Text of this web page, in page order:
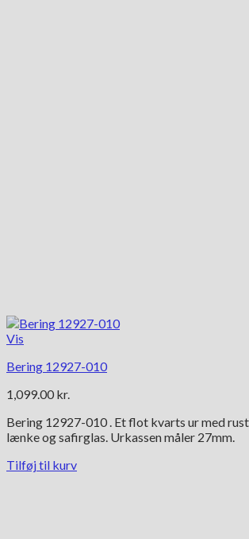
Vis
Bering 12927-010
1,099.00 kr.
Bering 12927-010 . Et flot kvarts ur med
lænke og safirglas. Urkassen måler 27mm.
Tilføj til kurv